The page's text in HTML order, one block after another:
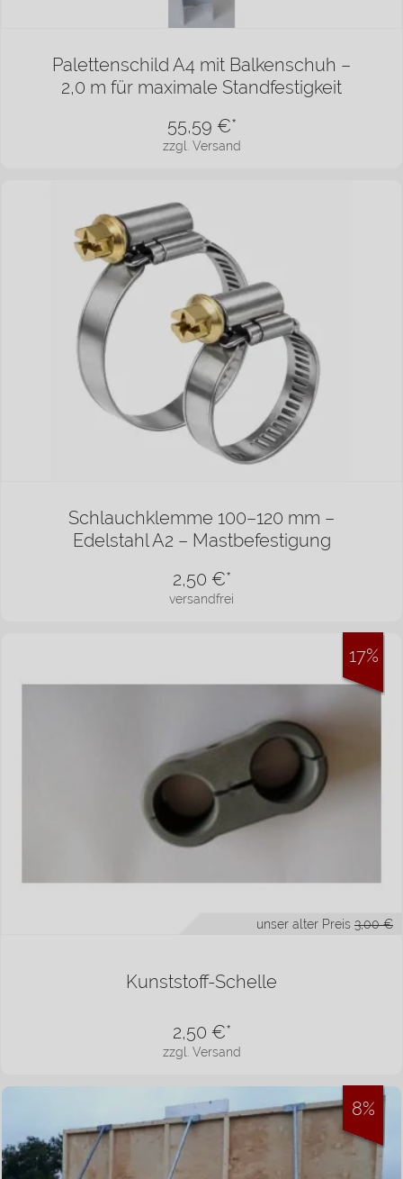
Palettenschild A4 mit Balkenschuh –
2,0 m für maximale Standfestigkeit
zzgl. Versand
55,59 €*
Schlauchklemme 100–120 mm –
Edelstahl A2 – Mastbefestigung
versandfrei
2,50 €*
unser alter Preis 3,00 €
Kunststoff-Schelle
zzgl. Versand
2,50 €*
17%
8%